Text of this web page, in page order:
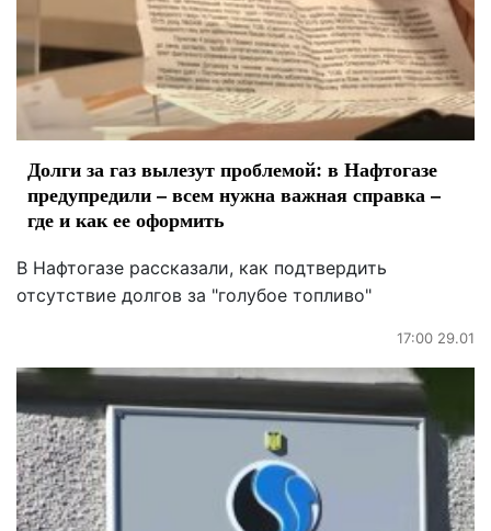
Долги за газ вылезут проблемой: в Нафтогазе
предупредили – всем нужна важная справка –
где и как ее оформить
В Нафтогазе рассказали, как подтвердить
отсутствие долгов за "голубое топливо"
17:00 29.01